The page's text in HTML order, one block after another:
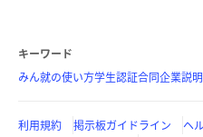
キーワード
みん就の使い方学生認証合同企業説
利用規約 掲示板ガイドライン ヘ